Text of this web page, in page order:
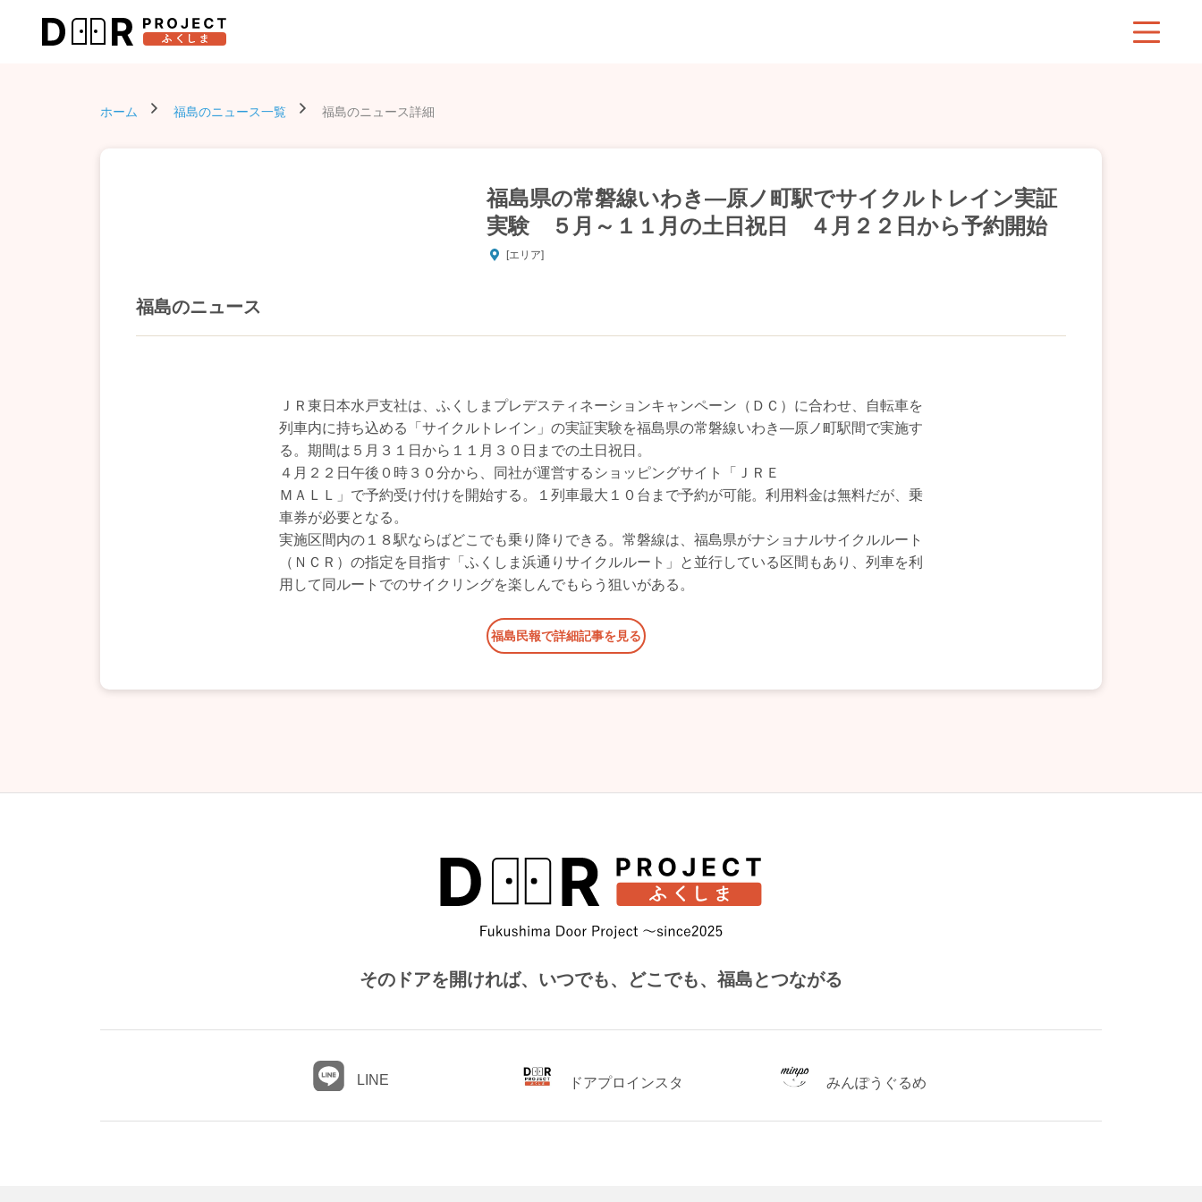
ホーム 福島のニュース一覧 福島のニュース詳細
福島県の常磐線いわき―原ノ町駅でサイクルトレイン実証
実験 ５月～１１月の土日祝日 ４月２２日から予約開始
[エリア]
福島のニュース
ＪＲ東日本水戸支社は、ふくしまプレデスティネーションキャンペーン（ＤＣ）に合わせ、自転車を
列車内に持ち込める「サイクルトレイン」の実証実験を福島県の常磐線いわき―原ノ町駅間で実施す
る。期間は５月３１日から１１月３０日までの土日祝日。
４月２２日午後０時３０分から、同社が運営するショッピングサイト「ＪＲＥ
ＭＡＬＬ」で予約受け付けを開始する。１列車最大１０台まで予約が可能。利用料金は無料だが、乗
車券が必要となる。
実施区間内の１８駅ならばどこでも乗り降りできる。常磐線は、福島県がナショナルサイクルルート
（ＮＣＲ）の指定を目指す「ふくしま浜通りサイクルルート」と並行している区間もあり、列車を利
用して同ルートでのサイクリングを楽しんでもらう狙いがある。
福島民報で詳細記事を見る
そのドアを開ければ、 いつでも、どこでも、福島とつながる
LINE ドアプロインスタ みんぽうぐるめ